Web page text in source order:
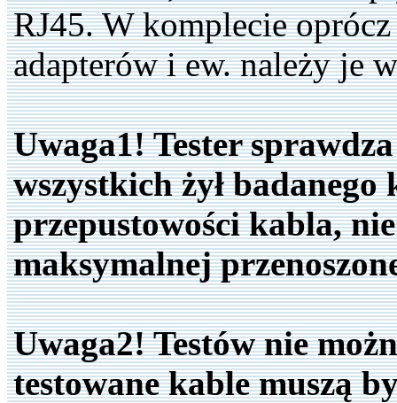
RJ45. W komplecie
adapterów i ew. należy je
Uwaga1! Tester
wszystkich żył
przepustowości kabla,
maksymalnej
Uwaga2! Testów nie
testowane kable muszą